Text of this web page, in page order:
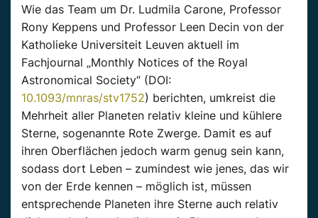
Wie das Team um Dr. Ludmila Carone, Professor
Rony Keppens und Professor Leen Decin von der
Katholieke Universiteit Leuven aktuell im
Fachjournal „Monthly Notices of the Royal
Astronomical Society“ (DOI:
10.1093/mnras/stv1752) berichten, umkreist die
Mehrheit aller Planeten relativ kleine und kühlere
Sterne, sogenannte Rote Zwerge. Damit es auf
ihren Oberflächen jedoch warm genug sein kann,
sodass dort Leben – zumindest wie jenes, das wir
von der Erde kennen – möglich ist, müssen
entsprechende Planeten ihre Sterne auch relativ